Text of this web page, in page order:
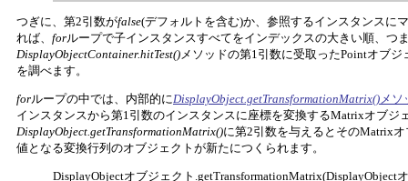
つぎに、第2引数がfalse(デフォルトを含む)か、参照するインスタンスに
れば、 forループで子インスタンスすべてをインデックスの大きい順、つ
DisplayObjectContainer.hitTest()メソッドの第1引数に受取ったPointオブ
を調べます。
forループの中では、内部的にDisplayObject.getTransformationMatrix()メソ
インスタンスから第1引数のインスタンスに座標を変換するMatrixオブジ
DisplayObject.getTransformationMatrix()に第2引数を与えるとそのMatrix
値となる変換行列のオブジェクトが新たにつくられます。
DisplayObjectオブジェクト.getTransformationMatrix(DisplayObject